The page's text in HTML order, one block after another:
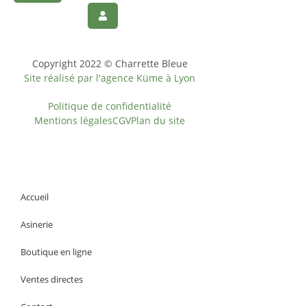
Copyright 2022 © Charrette Bleue
Site réalisé par l'agence Küme à Lyon
Politique de confidentialité
Mentions légalesCGVPlan du site
Accueil
Asinerie
Boutique en ligne
Ventes directes